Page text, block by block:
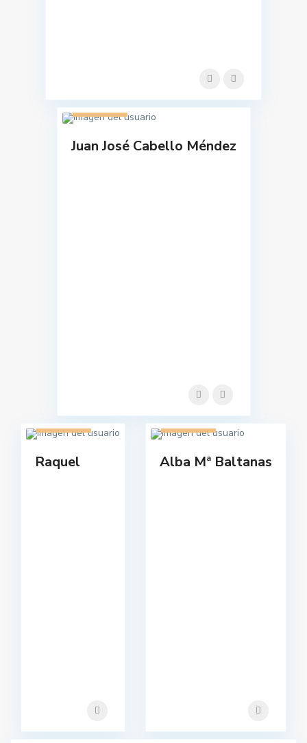
1 listado
Juan José Cabello Méndez
1 listado
Raquel
1 listado
Alba Mª Baltanas